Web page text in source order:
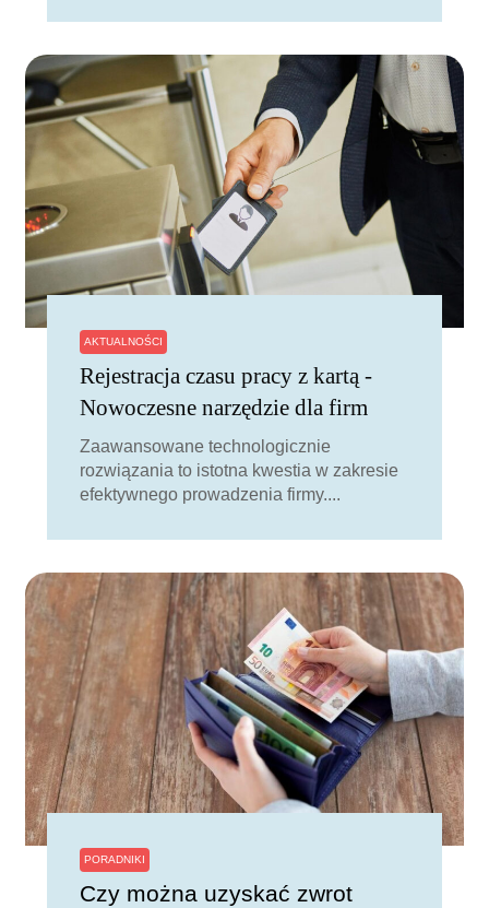
AKTUALNOŚCI
Rejestracja czasu pracy z kartą -
Nowoczesne narzędzie dla firm
Zaawansowane technologicznie
rozwiązania to istotna kwestia w zakresie
efektywnego prowadzenia firmy....
PORADNIKI
Czy można uzyskać zwrot